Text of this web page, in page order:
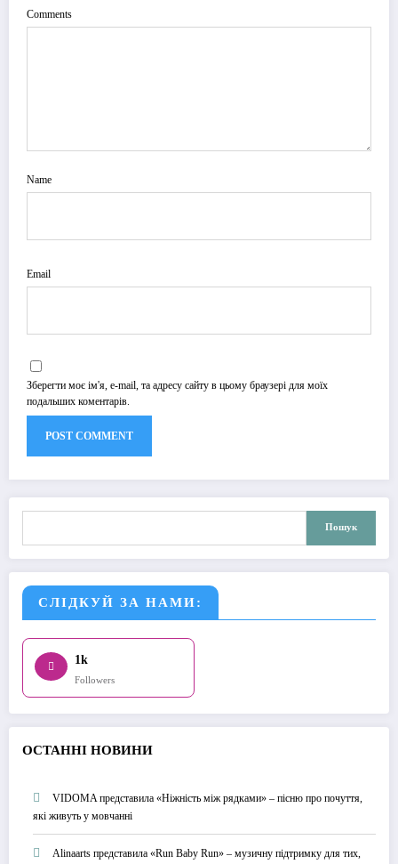
Comments
Name
Email
Зберегти моє ім'я, e-mail, та адресу сайту в цьому браузері для моїх
подальших коментарів.
Пошук
СЛІДКУЙ ЗА НАМИ:
1k
Followers
ОСТАННІ НОВИНИ
VIDOMA представила «Ніжність між рядками» – пісню про почуття,
які живуть у мовчанні
Alinaarts представила «Run Baby Run» – музичну підтримку для тих,